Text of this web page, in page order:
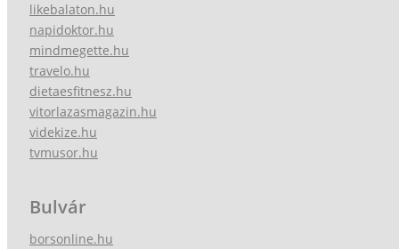
likebalaton.hu
napidoktor.hu
mindmegette.hu
travelo.hu
dietaesfitnesz.hu
vitorlazasmagazin.hu
videkize.hu
tvmusor.hu
Bulvár
borsonline.hu